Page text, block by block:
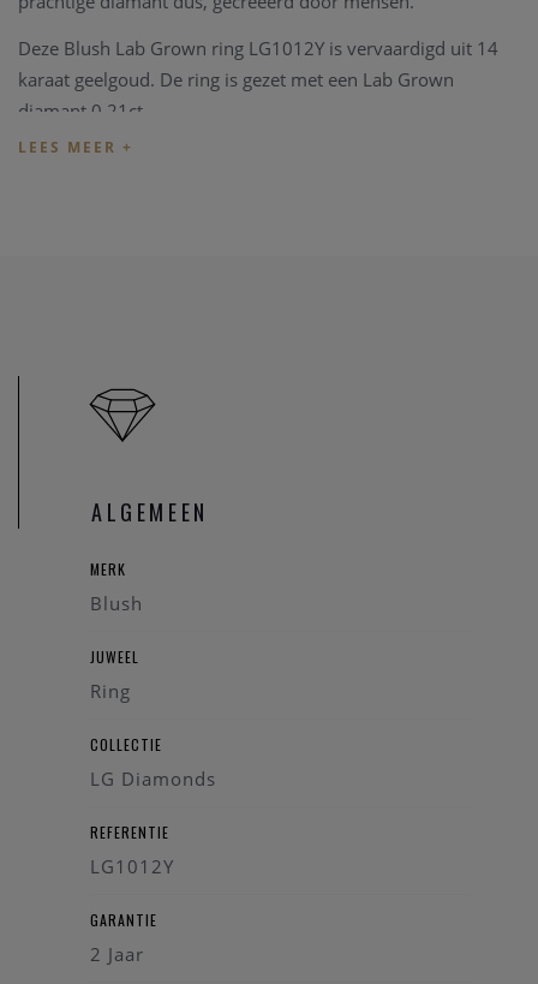
Deze Blush Lab Grown ring LG1012Y is vervaardigd uit 14
karaat geelgoud. De ring is gezet met een Lab Grown
diamant 0.21ct.
Blush juwelen worden geleverd in een eigen mooie
Heeft u verder vragen kan u steeds
U bent ook steeds welkom in onze fysieke winkel te Heist-
ALGEMEEN
MERK
Blush
JUWEEL
Ring
COLLECTIE
LG Diamonds
REFERENTIE
LG1012Y
GARANTIE
2 Jaar